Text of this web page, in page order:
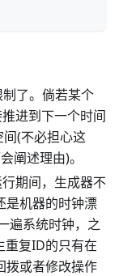
了。倘若某个
进到下一个时间
(不必担心这
阐述理由)。
期间，生成器不
是机器的时钟漂
遍系统时钟，之
重复ID的只有在
拨或者修改操作